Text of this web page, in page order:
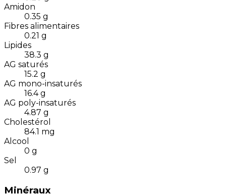
Amidon
0.35 g
Fibres alimentaires
0.21 g
Lipides
38.3 g
AG saturés
15.2 g
AG mono-insaturés
16.4 g
AG poly-insaturés
4.87 g
Cholestérol
84.1 mg
Alcool
0 g
Sel
0.97 g
Minéraux